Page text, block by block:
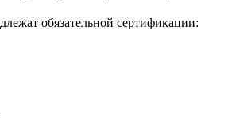
обязательной сертификации: